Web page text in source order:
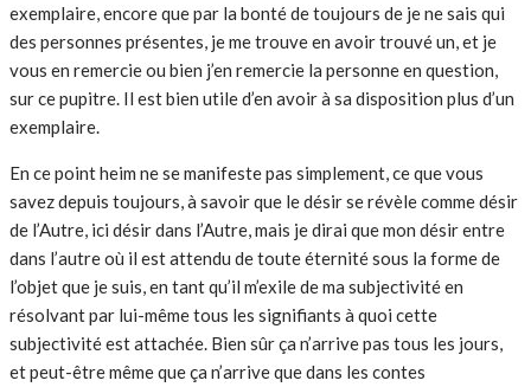
exemplaire, encore que par la bonté de toujours de je ne sais qui
des personnes présentes, je me trouve en avoir trouvé un, et je
vous en remercie ou bien j’en remercie la personne en question,
sur ce pupitre. Il est bien utile d’en avoir à sa disposition plus d’un
exemplaire.
En ce point heim ne se manifeste pas simplement, ce que vous
savez depuis toujours, à savoir que le désir se révèle comme désir
de l’Autre, ici désir dans l’Autre, mais je dirai que mon désir entre
dans l’autre où il est attendu de toute éternité sous la forme de
l’objet que je suis, en tant qu’il m’exile de ma subjectivité en
résolvant par lui-même tous les signifiants à quoi cette
subjectivité est attachée. Bien sûr ça n’arrive pas tous les jours,
et peut-être même que ça n’arrive que dans les contes